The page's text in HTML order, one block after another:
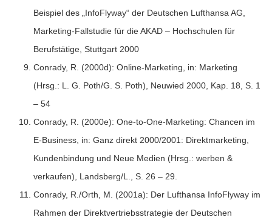
Beispiel des „InfoFlyway“ der Deutschen Lufthansa AG,
Marketing-Fallstudie für die AKAD – Hochschulen für
Berufstätige, Stuttgart 2000
Conrady, R. (2000d): Online-Marketing, in: Marketing
(Hrsg.: L. G. Poth/G. S. Poth), Neuwied 2000, Kap. 18, S. 1
– 54
Conrady, R. (2000e): One-to-One-Marketing: Chancen im
E-Business, in: Ganz direkt 2000/2001: Direktmarketing,
Kundenbindung und Neue Medien (Hrsg.: werben &
verkaufen), Landsberg/L., S. 26 – 29.
Conrady, R./Orth, M. (2001a): Der Lufthansa InfoFlyway im
Rahmen der Direktvertriebsstrategie der Deutschen